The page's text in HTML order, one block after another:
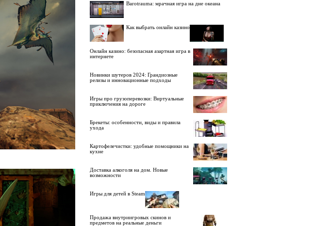
Barotrauma: мрачная игра на дне океана
Как выбрать онлайн казино
Онлайн казино: безопасная азартная игра в
интернете
Новинки шутеров 2024: Грандиозные
релизы и инновационные подходы
Игры про грузоперевозки: Виртуальные
приключения на дороге
Брекеты: особенности, виды и правила
ухода
Картофелечистки: удобные помощники на
кухне
Доставка алкоголя на дом. Новые
возможности
Игры для детей в Steam
Продажа внутриигровых скинов и
предметов на реальные деньги